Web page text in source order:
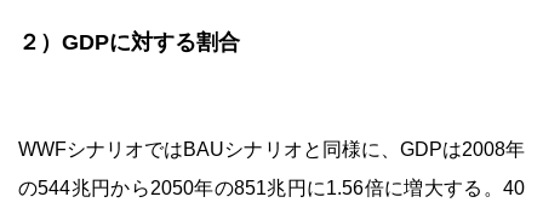
２）GDPに対する割合
WWFシナリオではBAUシナリオと同様に、GDPは2008年
の544兆円から2050年の851兆円に1.56倍に増大する。40